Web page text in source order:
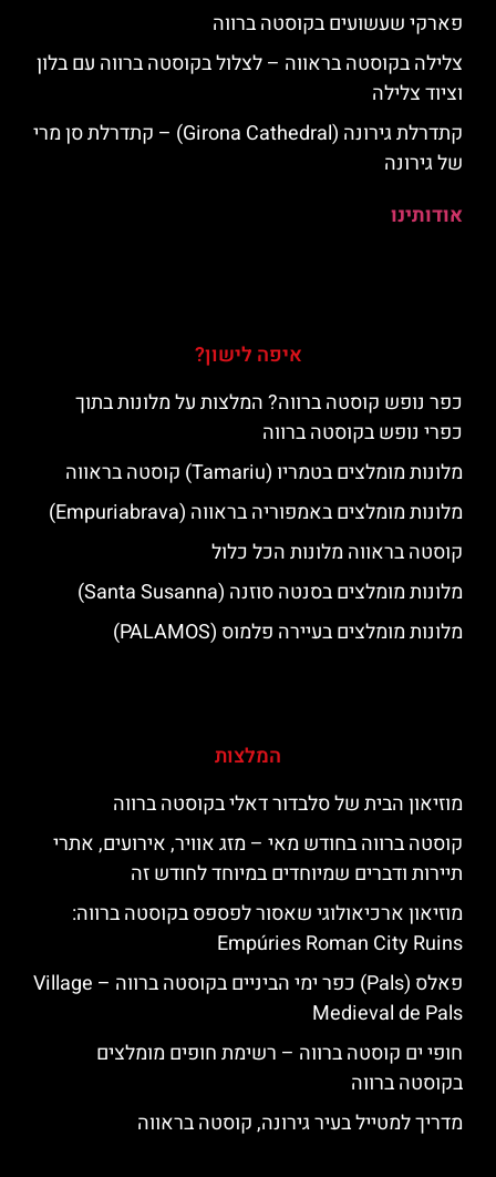
פארקי שעשועים בקוסטה ברווה
צלילה בקוסטה בראווה – לצלול בקוסטה ברווה עם בלון
וציוד צלילה
קתדרלת גירונה (Girona Cathedral) – קתדרלת סן מרי
של גירונה
אודותינו
איפה לישון?
כפר נופש קוסטה ברווה? המלצות על מלונות בתוך
כפרי נופש בקוסטה ברווה
מלונות מומלצים בטמריו (Tamariu) קוסטה בראווה
מלונות מומלצים באמפוריה בראווה (Empuriabrava)
קוסטה בראווה מלונות הכל כלול
מלונות מומלצים בסנטה סוזנה (Santa Susanna)
מלונות מומלצים בעיירה פלמוס (PALAMOS)
המלצות
מוזיאון הבית של סלבדור דאלי בקוסטה ברווה
קוסטה ברווה בחודש מאי – מזג אוויר, אירועים, אתרי
תיירות ודברים שמיוחדים במיוחד לחודש זה
מוזיאון ארכיאולוגי שאסור לפספס בקוסטה ברווה:
Empúries Roman City Ruins
פאלס (Pals) כפר ימי הביניים בקוסטה ברווה – ‪‪Village
Medieval de Pals‬‬
חופי ים קוסטה ברווה – רשימת חופים מומלצים
בקוסטה ברווה
מדריך למטייל בעיר גירונה, קוסטה בראווה